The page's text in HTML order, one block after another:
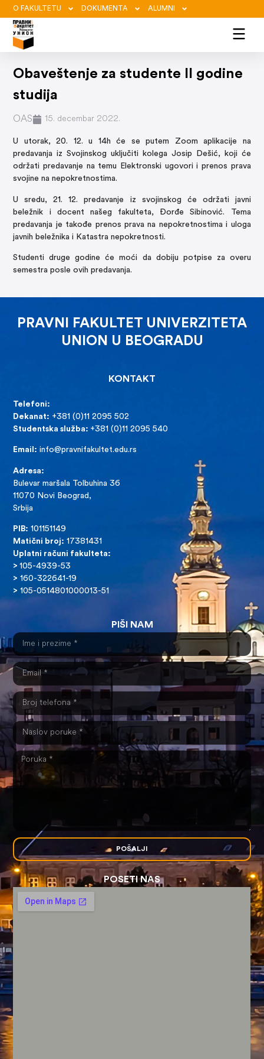
O FAKULTETU DOKUMENTA ALUMNI
Obaveštenje za studente II godine
studija
OAS 15. decembar 2022.
U utorak, 20. 12. u 14h će se putem Zoom aplikacije na
predavanja iz Svojinskog uključiti kolega Josip Dešić, koji će
održati predavanje na temu Elektronski ugovori i prenos prava
svojine na nepokretnostima.
U sredu, 21. 12. predavanje iz svojinskog će održati javni
beležnik i docent našeg fakulteta, Đorđe Sibinović. Tema
predavanja je takođe prenos prava na nepokretnostima i uloga
javnih beležnika i Katastra nepokretnosti.
Studenti druge godine će moći da dobiju potpise za overu
semestra posle ovih predavanja.
PRAVNI FAKULTET UNIVERZITETA
UNION U BEOGRADU
KONTAKT
Telefoni:
Dekanat: +381 (0)11 2095 502
Studentska služba: +381 (0)11 2095 540
Email: info@pravnifakultet.edu.rs
Adresa:
Bulevar maršala Tolbuhina 36
11070 Novi Beograd,
Srbija
PIB: 101151149
Matični broj: 17381431
Uplatni računi fakulteta:
>105-4939-53
> 160-322641-19
> 105-0514801000013-51
PIŠI NAM
POŠALJI
POSETI NAS